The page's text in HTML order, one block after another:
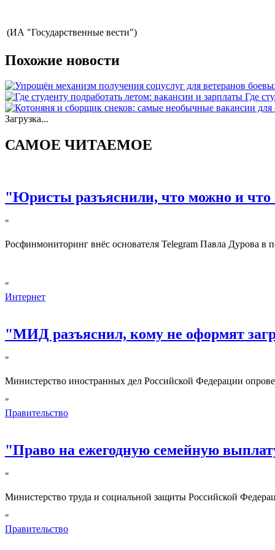
(ИА "Государственные вести")
Похожие новости
Где
Загрузка...
САМОЕ ЧИТАЕМОЕ
"Юристы разъяснили, что можно и что
"
Росфинмониторинг внёс основателя Telegram Павла Дурова в
"
Интернет
"МИД разъяснил, кому не оформят
"
Министерство иностранных дел Российской Федерации
"
Правительство
"Право на ежегодную семейную
"
Министерство труда и социальной защиты Российской
"
Правительство